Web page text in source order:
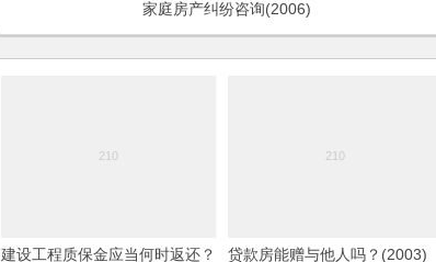
家庭房产纠纷咨询(2006)
建设工程质保金应当何时返还？
贷款房能赠与他人吗？(2003)